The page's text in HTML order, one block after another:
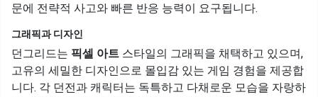
문에 전략적 사고와 빠른 반응 능력이 요구됩니다.
그래픽과 디자인
던그리드는 픽셀 아트 스타일의 그래픽을 채택하고 있으며,
고유의 세밀한 디자인으로 몰입감 있는 게임 경험을 제공합
니다. 각 던전과 캐릭터는 독특하고 다채로운 모습을 자랑하